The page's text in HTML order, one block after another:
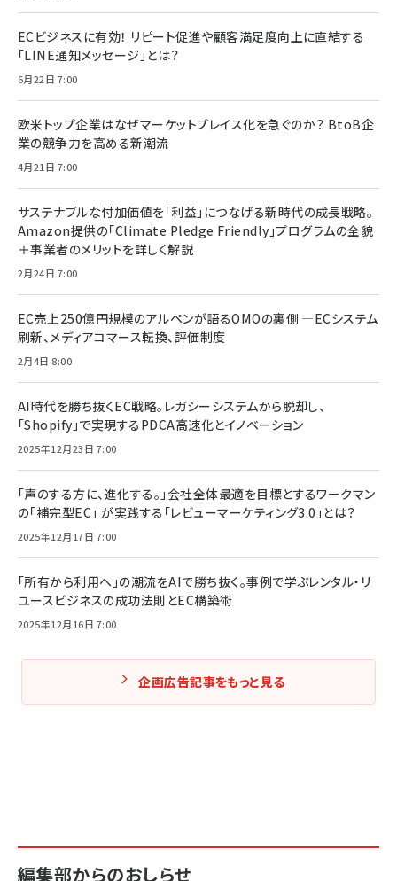
ECビジネスに有効！ リピート促進や顧客満足度向上に直結する
「LINE通知メッセージ」とは？
6月22日 7:00
欧米トップ企業はなぜマーケットプレイス化を急ぐのか？ BtoB企
業の競争力を高める新潮流
4月21日 7:00
サステナブルな付加価値を「利益」につなげる新時代の成長戦略。
Amazon提供の「Climate Pledge Friendly」プログラムの全貌
＋事業者のメリットを詳しく解説
2月24日 7:00
EC売上250億円規模のアルペンが語るOMOの裏側 ―ECシステム
刷新、メディアコマース転換、評価制度
2月4日 8:00
AI時代を勝ち抜くEC戦略。レガシーシステムから脱却し、
「Shopify」で実現するPDCA高速化とイノベーション
2025年12月23日 7:00
「声のする方に、進化する。」会社全体最適を目標とするワークマン
の「補完型EC」 が実践する「レビューマーケティング3.0」とは？
2025年12月17日 7:00
「所有から利用へ」の潮流をAIで勝ち抜く。事例で学ぶレンタル・リ
ユースビジネスの成功法則とEC構築術
2025年12月16日 7:00
企画広告記事をもっと見る
編集部からのおしらせ